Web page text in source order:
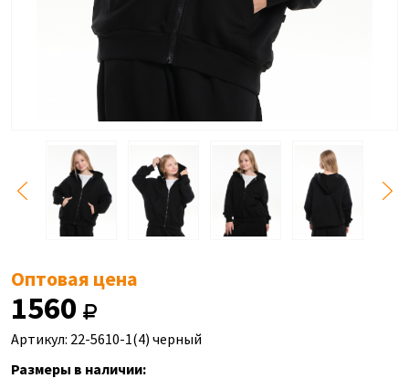
Оптовая цена
1560
Артикул: 22-5610-1(4) черный
Размеры в наличии: